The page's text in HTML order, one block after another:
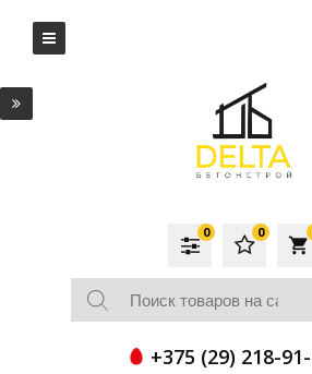
local_grocery_store
0
0
+375 (29) 218-